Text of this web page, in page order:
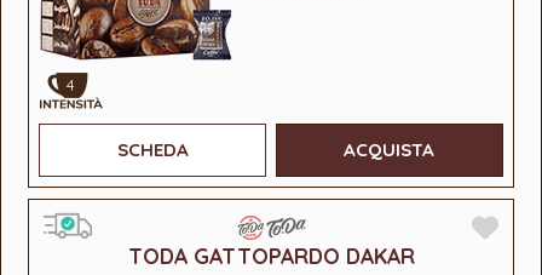
4
SCHEDA ACQUISTA
TODA GATTOPARDO DAKAR